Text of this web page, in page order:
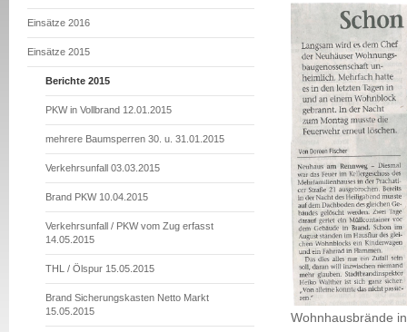
Einsätze 2016
Einsätze 2015
Berichte 2015
PKW in Vollbrand 12.01.2015
mehrere Baumsperren 30. u. 31.01.2015
Verkehrsunfall 03.03.2015
Brand PKW 10.04.2015
Verkehrsunfall / PKW vom Zug erfasst
14.05.2015
THL / Ölspur 15.05.2015
Brand Sicherungskasten Netto Markt
15.05.2015
Wohnhausbrände